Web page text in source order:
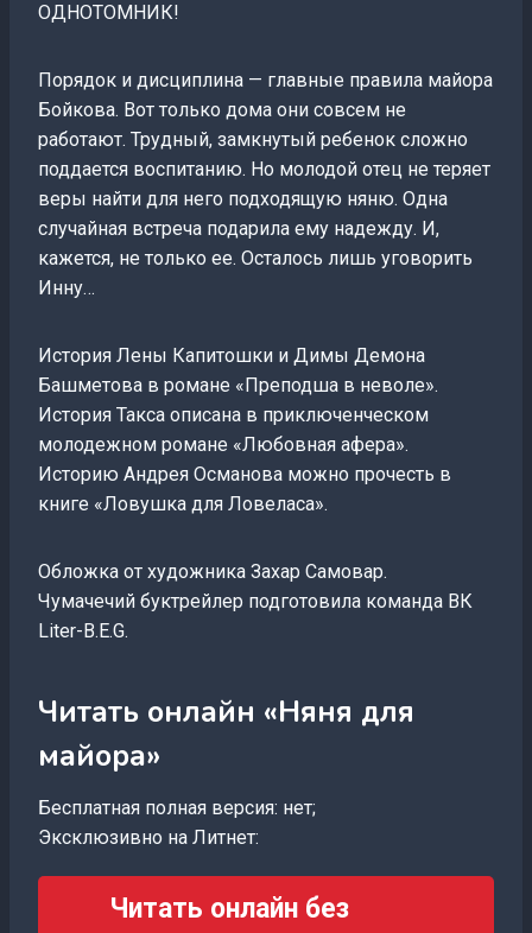
ОДНОТОМНИК!
Порядок и дисциплина — главные правила майора
Бойкова. Вот только дома они совсем не
работают. Трудный, замкнутый ребенок сложно
поддается воспитанию. Но молодой отец не теряет
веры найти для него подходящую няню. Одна
случайная встреча подарила ему надежду. И,
кажется, не только ее. Осталось лишь уговорить
Инну…
История Лены Капитошки и Димы Демона
Башметова в романе «Преподша в неволе».
История Такса описана в приключенческом
молодежном романе «Любовная афера».
Историю Андрея Османова можно прочесть в
книге «Ловушка для Ловеласа».
Обложка от художника Захар Самовар.
Чумачечий буктрейлер подготовила команда ВК
Liter-B.E.G.
Читать онлайн «Няня для
майора»
Бесплатная полная версия: нет;
Эксклюзивно на Литнет:
Читать онлайн без